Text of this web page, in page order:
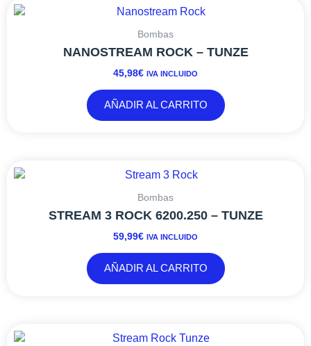
Bombas
NANOSTREAM ROCK – TUNZE
45,98€ IVA INCLUIDO
AÑADIR AL CARRITO
Bombas
STREAM 3 ROCK 6200.250 – TUNZE
59,99€ IVA INCLUIDO
AÑADIR AL CARRITO